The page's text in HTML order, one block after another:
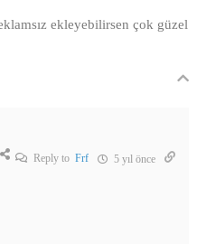
ekleyebilirsen çok güzel
Reply to Frf 5 yıl önce